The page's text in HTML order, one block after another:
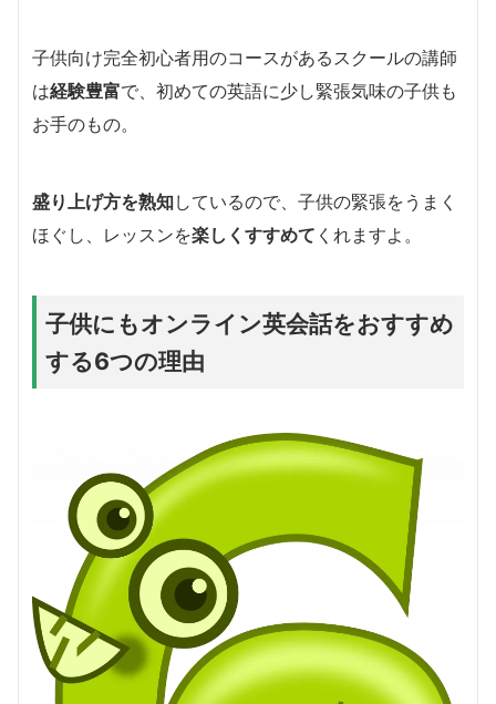
子供向け完全初心者用のコースがあるスクールの講師
は経験豊富で、初めての英語に少し緊張気味の子供も
お手のもの。
盛り上げ方を熟知しているので、子供の緊張をうまく
ほぐし、レッスンを楽しくすすめて くれますよ。
子供にもオンライン英会話をおすすめ
する6つの理由